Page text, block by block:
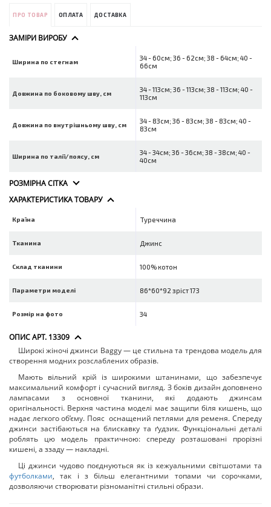
ПРО ТОВАР ОПЛАТА ДОСТАВКА
ЗАМІРИ ВИРОБУ
Ширина по стегнам
34 - 60см; 36 - 62см; 38 - 64см; 40 -
66см
Довжина по боковому шву, см
34 - 113см; 36 - 113см; 38 - 113см; 40 -
113см
Довжина по внутрішньому шву, см
34 - 83см; 36 - 83см; 38 - 83см; 40 -
83см
Ширина по талії/поясу, см
34 - 34см; 36 - 36см; 38 - 38см; 40 -
40см
РОЗМІРНА СІТКА
ХАРАКТЕРИСТИКА ТОВАРУ
Країна Туреччина
Тканина Джинс
Склад тканини 100% котон
Параметри моделі 86*60*92 зріст 173
Розмір на фото 34
ОПИС АРТ. 13309
Широкі жіночі джинси Baggy — це стильна та трендова модель для
створення модних розслаблених образів.
Мають вільний крій із широкими штанинами, що забезпечує
максимальний комфорт і сучасний вигляд. З боків дизайн доповнено
лампасами з основної тканини, які додають джинсам
оригінальності. Верхня частина моделі має защипи біля кишень, що
надає легкого об’єму. Пояс оснащений петлями для ременя. Спереду
джинси застібаються на блискавку та ґудзик. Функціональні деталі
роблять цю модель практичною: спереду розташовані прорізні
кишені, а ззаду — накладні.
Ці джинси чудово поєднуються як із кежуальними світшотами та
футболками, так і з більш елегантними топами чи сорочками,
дозволяючи створювати різноманітні стильні образи.